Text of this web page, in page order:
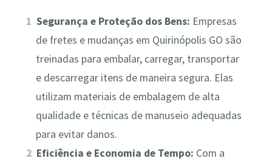
Segurança e Proteção dos Bens: Empresas
de fretes e mudanças em Quirinópolis GO são
treinadas para embalar, carregar, transportar
e descarregar itens de maneira segura. Elas
utilizam materiais de embalagem de alta
qualidade e técnicas de manuseio adequadas
para evitar danos.
Eficiência e Economia de Tempo: Com a